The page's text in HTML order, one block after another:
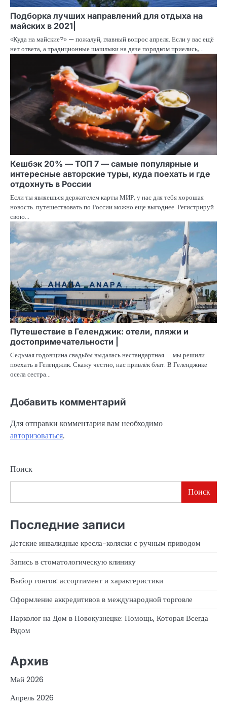
Подборка лучших направлений для отдыха на
майских в 2021|
«Куда на майские?» — пожалуй, главный вопрос апреля. Если у вас ещё
нет ответа, а традиционные шашлыки на даче порядком приелись,…
Кешбэк 20% — ТОП 7 — самые популярные и
интересные авторские туры, куда поехать и где
отдохнуть в России
Если ты являешься держателем карты МИР, у нас для тебя хорошая
новость: путешествовать по России можно еще выгоднее. Регистрируй
свою…
Путешествие в Геленджик: отели, пляжи и
достопримечательности |
Седьмая годовщина свадьбы выдалась нестандартная — мы решили
поехать в Геленджик. Скажу честно, нас привлёк блат. В Геленджике
осела сестра…
Добавить комментарий
Для отправки комментария вам необходимо
авторизоваться.
Поиск
Поиск
Последние записи
Детские инвалидные кресла-коляски с ручным приводом
Запись в стоматологическую клинику
Выбор гонгов: ассортимент и характеристики
Оформление аккредитивов в международной торговле
Нарколог на Дом в Новокузнецке: Помощь, Которая Всегда
Рядом
Архив
Май 2026
Апрель 2026